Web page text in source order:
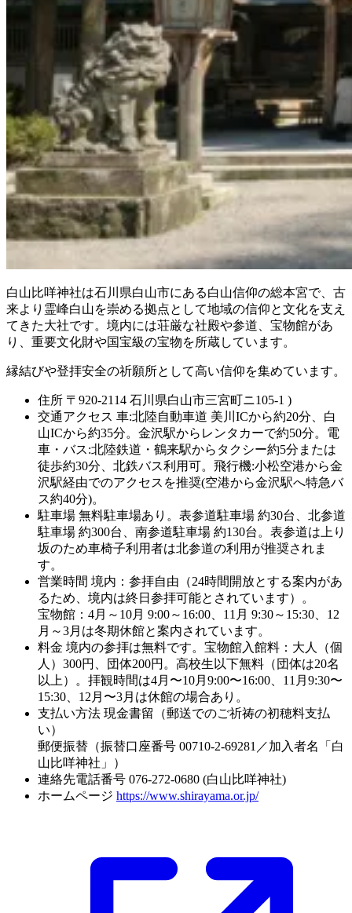
白山比咩神社は石川県白山市にある白山信仰の総本宮で、古
来より霊峰白山を崇める拠点として地域の信仰と文化を支え
てきた大社です。境内には荘厳な社殿や参道、宝物館があ
り、重要文化財や国宝級の宝物を所蔵しています。
縁結びや登拝安全の祈願所として高い信仰を集めています。
住所 〒920-2114 石川県白山市三宮町ニ105-1 )
交通アクセス 車:北陸自動車道 美川ICから約20分、白
山ICから約35分。金沢駅からレンタカーで約50分。電
車・バス:北陸鉄道・鶴来駅からタクシー約5分または
徒歩約30分、北鉄バス利用可。飛行機:小松空港から金
沢駅経由でのアクセスを推奨(空港から金沢駅へ特急バ
ス約40分)。
駐車場 無料駐車場あり。表参道駐車場 約30台、北参道
駐車場 約300台、南参道駐車場 約130台。表参道は上り
坂のため車椅子利用者は北参道の利用が推奨されま
す。
営業時間 境内：参拝自由（24時間開放とする案内があ
るため、境内は終日参拝可能とされています）。
宝物館：4月～10月 9:00～16:00、11月 9:30～15:30、12
月～3月は冬期休館と案内されています。
料金 境内の参拝は無料です。宝物館入館料：大人（個
人）300円、団体200円。高校生以下無料（団体は20名
以上）。拝観時間は4月〜10月9:00〜16:00、11月9:30〜
15:30、12月〜3月は休館の場合あり。
支払い方法 現金書留（郵送でのご祈祷の初穂料支払
い）
郵便振替（振替口座番号 00710-2-69281／加入者名「白
山比咩神社」）
連絡先電話番号 076-272-0680 (白山比咩神社)
ホームページ https://www.shirayama.or.jp/